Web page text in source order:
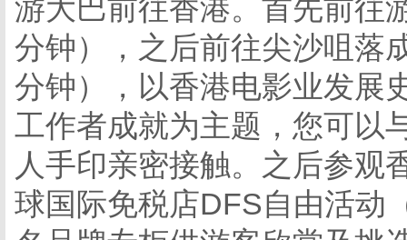
游大巴前往香港。首先前往
分钟），之后前往尖沙咀落
分钟），以香港电影业发展
工作者成就为主题，您可以
人手印亲密接触。之后参观
球国际免税店DFS自由活动